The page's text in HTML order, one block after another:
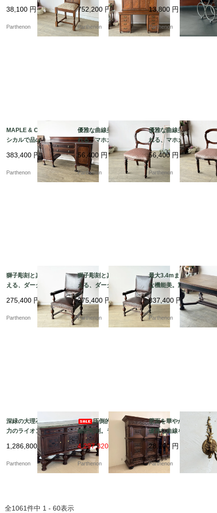
美しいオーク材ダイニ
ングチェア【2228】
38,100 円
Parthenon
名門Sopwith & Co社製
の大型オークプレジデ
ントデスク【d67】
752,200 円
Parthenon
トルホルダー。葡萄の
装飾が美しいアイアン
製ワインラック【8529
-6】
13,800 円
Parthenon
MAPLE & Co社製 クラ
シカルで品のある佇ま
いのマホガニーサイド
ボード【s72】
383,400 円
Parthenon
優雅な曲線美に魅了さ
れる、マホガニーアン
ティークバルーンチェ
ア 張替え済み【c347
-2】
56,400 円
Parthenon
優雅な曲線美に魅了さ
れる、マホガニーアン
ティークバルーンチェ
ア 張替え済み【c347
-1】
56,400 円
Parthenon
獅子彫刻と真鍮鋲が映
える、ダークブラウン
本革張りの重厚なクラ
シックアームチェア【d
s23-7】
275,400 円
Parthenon
獅子彫刻と真鍮鋲が映
える、ダークブラウン
本革張りの重厚なクラ
シックアームチェア【d
s23-8】
275,400 円
Parthenon
最大3.4mまで拡張可能
な機能美。重厚なバル
ボスレッグとライオン
彫刻が目を引くエクス
テンションテーブル【d
s23-9】
837,400 円
Parthenon
深緑の大理石天板と迫
力のライオン彫刻。重
厚な佇まいで空間を彩
る大型サイドボード【d
1,286,800 円
Parthenon
圧倒的な風格と
細密彫刻。ライオンが
守る重厚な佇まいの大
型キャビネット【ds23
-11】
4,297,320 円
Parthenon
壁面を華やかに彩る、
優雅な曲線を描く真鍮
製の1灯式ウォールラン
プ【2059】
28,700 円
Parthenon
全1061件中 1 - 60表示